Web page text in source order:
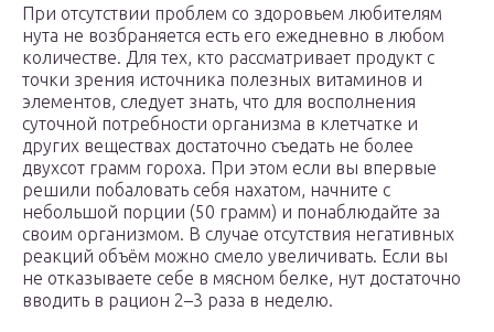
При отсутствии проблем со здоровьем любителям
нута не возбраняется есть его ежедневно в любом
количестве. Для тех, кто рассматривает продукт с
точки зрения источника полезных витаминов и
элементов, следует знать, что для восполнения
суточной потребности организма в клетчатке и
других веществах достаточно съедать не более
двухсот грамм гороха. При этом если вы впервые
решили побаловать себя нахатом, начните с
небольшой порции (50 грамм) и понаблюдайте за
своим организмом. В случае отсутствия негативных
реакций объём можно смело увеличивать. Если вы
не отказываете себе в мясном белке, нут достаточно
вводить в рацион 2–3 раза в неделю.